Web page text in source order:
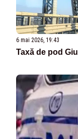
6 mai 2026, 19:43
Taxă de pod